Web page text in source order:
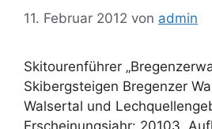
11. Februar 2012 von admin
Skitourenführer
Skibergsteigen Bregenzer
Walsertal und
Erscheinungsjahr: 20103.